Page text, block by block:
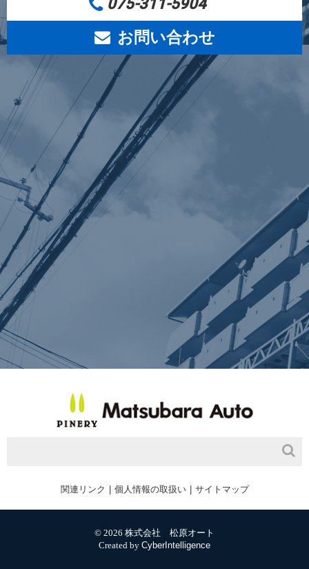
075-311-5904
お問い合わせ
関連リンク 個人情報の取扱い サイトマップ
© 2026 株式会社 松原オート
Created by CyberIntelligence